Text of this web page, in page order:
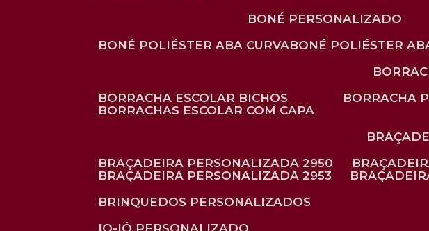
BONÉ PERSONALIZADO
BONÉ POLIÉSTER ABA CURVA
BONÉ POLIÉSTER
BORRACHA ESCOLAR BICHOS
BORRACHA
BORRACHAS ESCOLAR COM CAPA
BRAÇADEIRA PERSONALIZADA 2950
BRAÇADEIRA PERSONALIZADA 2953
BRINQUEDOS PERSONALIZADOS
IO-IÔ PERSONALIZADO